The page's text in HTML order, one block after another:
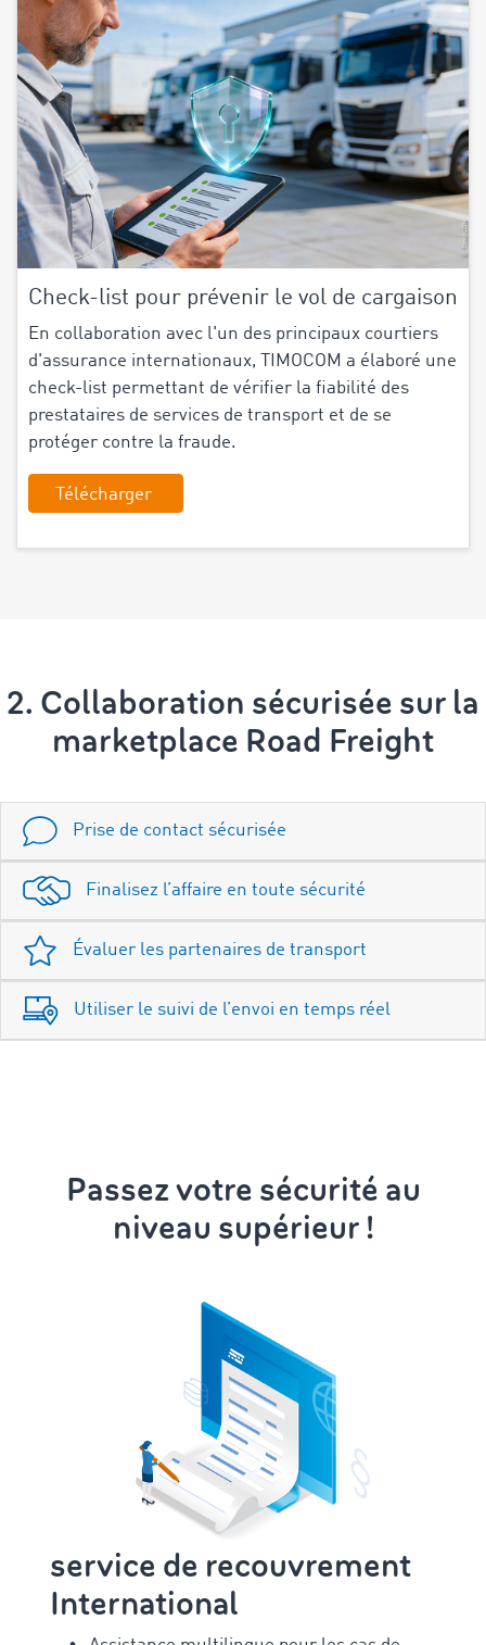
Check-list pour prévenir le vol de cargaison
En collaboration avec l'un des principaux courtiers
d'assurance internationaux, TIMOCOM a élaboré une
check-list permettant de vérifier la fiabilité des
prestataires de services de transport et de se
protéger contre la fraude.
Télécharger
2. Collaboration sécurisée sur la
marketplace Road Freight
Prise de contact sécurisée
Finalisez l’affaire en toute sécurité
Évaluer les partenaires de transport
Utiliser le suivi de l’envoi en temps réel
Passez votre sécurité au
niveau supérieur !
service de recouvrement
International